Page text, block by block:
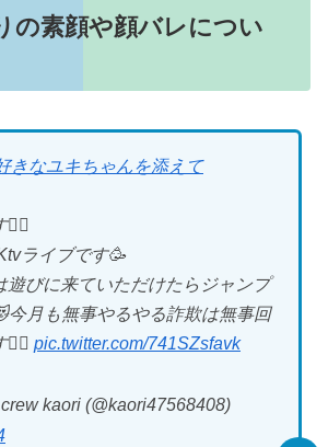
の素顔や顔バレについ
きなユキちゃんを添えて
ライブです🥳
遊びに来ていただけたらジャンプ
今月も無事やるやる詐欺は無事回
pic.twitter.com/741SZsfavk
kaori (@kaori47568408)